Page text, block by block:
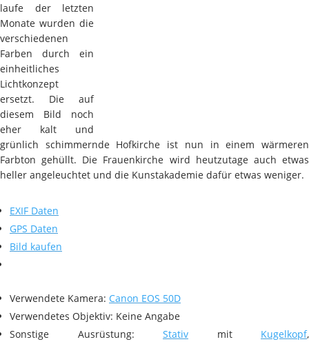
laufe der letzten
Monate wurden die
verschiedenen
Farben durch ein
einheitliches
Lichtkonzept
ersetzt. Die auf
diesem Bild noch
eher kalt und
grünlich schimmernde Hofkirche ist nun in einem wärmeren
Farbton gehüllt. Die Frauenkirche wird heutzutage auch etwas
heller angeleuchtet und die Kunstakademie dafür etwas weniger.
EXIF Daten
GPS Daten
Bild kaufen
Verwendete Kamera: Canon EOS 50D
Verwendetes Objektiv: Keine Angabe
Sonstige Ausrüstung: Stativ mit Kugelkopf,